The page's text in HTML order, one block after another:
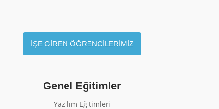
İŞE GİREN ÖĞRENCİLERİMİZ
Genel Eğitimler
Yazılım Eğitimleri